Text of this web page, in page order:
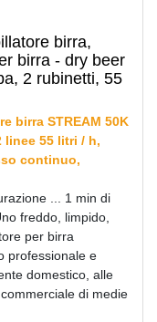
birra,
birra - dry beer
2 rubinetti, 55
birra STREAM 50K
linee 55 litri / h,
continuo,
... 1 min di
freddo, limpido,
per birra
professionale e
domestico, alle
di medie